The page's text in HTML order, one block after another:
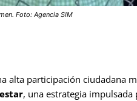
Foto: Agencia SIM
alta participación
, una estrategia